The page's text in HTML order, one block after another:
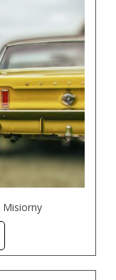
Misiorny